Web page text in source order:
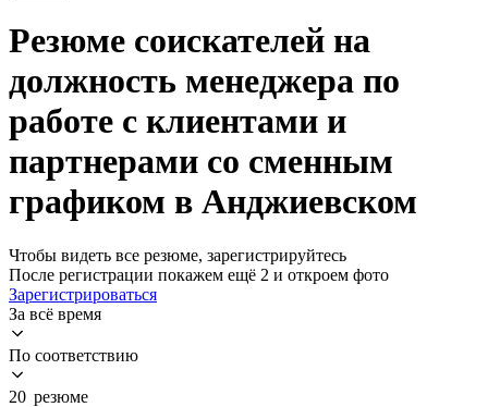
Резюме соискателей на
должность менеджера по
работе с клиентами и
партнерами со сменным
графиком в Анджиевском
Чтобы видеть все резюме, зарегистрируйтесь
После регистрации покажем ещё 2 и откроем фото
Зарегистрироваться
За всё время
По соответствию
20 резюме